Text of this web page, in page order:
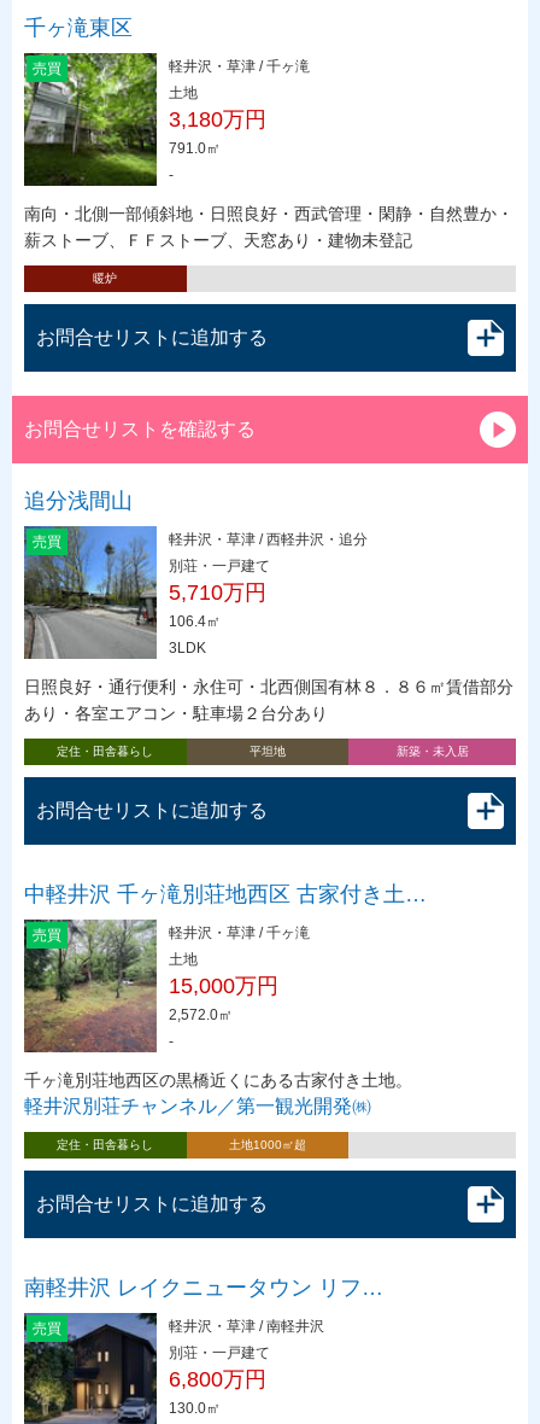
千ヶ滝東区
売買
軽井沢・草津 / 千ヶ滝
土地
3,180万円
791.0㎡
-
南向・北側一部傾斜地・日照良好・西武管理・閑静・自然豊か・
薪ストーブ、ＦＦストーブ、天窓あり・建物未登記
暖炉
お問合せリストに追加する
お問合せリストを確認する
追分浅間山
売買
軽井沢・草津 / 西軽井沢・追分
別荘・一戸建て
5,710万円
106.4㎡
3LDK
日照良好・通行便利・永住可・北西側国有林８．８６㎡賃借部分
あり・各室エアコン・駐車場２台分あり
定住・田舎暮らし 平坦地 新築・未入居
お問合せリストに追加する
中軽井沢 千ヶ滝別荘地西区 古家付き土…
売買
軽井沢・草津 / 千ヶ滝
土地
15,000万円
2,572.0㎡
-
千ヶ滝別荘地西区の黒橋近くにある古家付き土地。
軽井沢別荘チャンネル／第一観光開発㈱
定住・田舎暮らし 土地1000㎡超
お問合せリストに追加する
南軽井沢 レイクニュータウン リフ…
売買
軽井沢・草津 / 南軽井沢
別荘・一戸建て
6,800万円
130.0㎡